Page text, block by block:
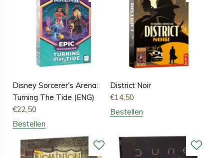
Disney Sorcerer's Arena:
Turning The Tide (ENG)
€22,50
Bestellen
District Noir
€14,50
Bestellen